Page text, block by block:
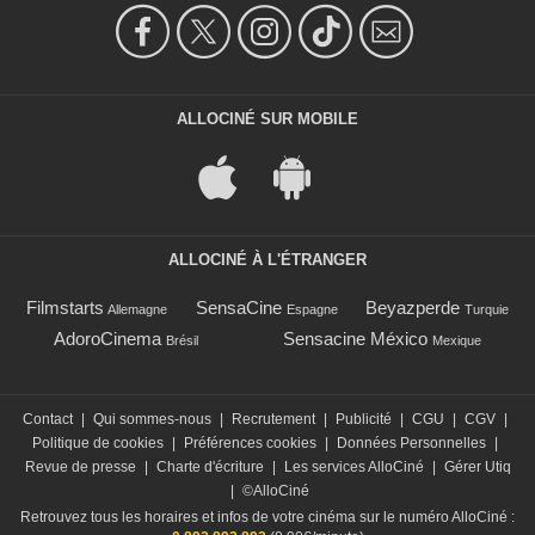
ALLOCINÉ SUR MOBILE
ALLOCINÉ À L'ÉTRANGER
Filmstarts Allemagne SensaCine Espagne Beyazperde Turquie
AdoroCinema Brésil Sensacine México Mexique
Contact Qui sommes-nous Recrutement Publicité CGU CGV
Politique de cookies
Préférences cookies Données Personnelles
Revue de presse
Charte d'écriture Les services AlloCiné
Gérer Utiq
©AlloCiné
Retrouvez tous les horaires et infos de votre cinéma sur le numéro AlloCiné :